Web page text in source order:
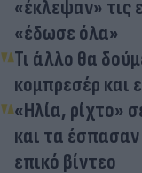
«έκλεψαν» τις
«έδωσε όλα»
Τι άλλο θα
κομπρεσέρ και
«Ηλία, ρίχτο»
και τα
επικό βίντεο